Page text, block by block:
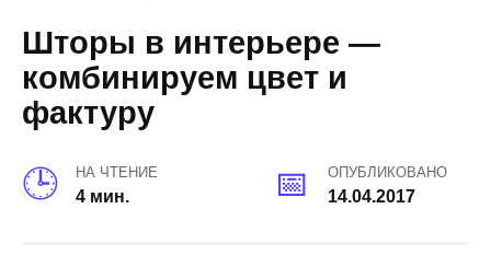
Шторы в интерьере —
комбинируем цвет и
фактуру
НА ЧТЕНИЕ
4 мин.
ОПУБЛИКОВАНО
14.04.2017